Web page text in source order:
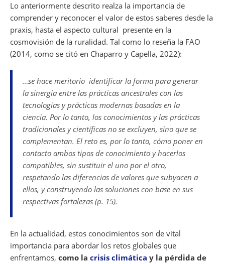
Lo anteriormente descrito realza la importancia de
comprender y reconocer el valor de estos saberes desde la
praxis, hasta el aspecto cultural presente en la
cosmovisión de la ruralidad. Tal como lo reseña la FAO
(2014, como se citó en Chaparro y Capella, 2022):
…se hace meritorio identificar la forma para generar
la sinergia entre las prácticas ancestrales con las
tecnologías y prácticas modernas basadas en la
ciencia. Por lo tanto, los conocimientos y las prácticas
tradicionales y científicas no se excluyen, sino que se
complementan. El reto es, por lo tanto, cómo poner en
contacto ambos tipos de conocimiento y hacerlos
compatibles, sin sustituir el uno por el otro,
respetando las diferencias de valores que subyacen a
ellos, y construyendo las soluciones con base en sus
respectivas fortalezas (p. 15).
En la actualidad, estos conocimientos son de vital
importancia para abordar los retos globales que
enfrentamos, como la crisis climática y la pérdida de